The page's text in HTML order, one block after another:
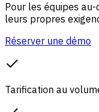
Pour les équipes
leurs propres
Réserver une démo
Tarification au